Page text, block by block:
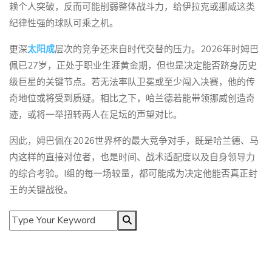
赖个人突破，反而可能削弱整体战斗力，给伊拉克或挪威这类
纪律性强的球队可乘之机。
更深太阳成层次的竞争还来自时代交替的压力。2026年时姆巴
佩已27岁，正处于职业生涯黄金期，但也是决定能否跻身历史
级巨星的关键节点。若无法率队卫冕或至少闯入决赛，他的传
奇地位或将受到质疑。相比之下，哈兰德若能带领挪威创造奇
迹，或将一举扭转两人在足坛的声望对比。
因此，姆巴佩在2026世界杯的最大竞争对手，既是哈兰德、马
内这样的直接对位者，也是时间、战术适配度以及自身领导力
的综合考验。I组的每一场较量，都可能成为决定他能否真正封
王的关键战役。